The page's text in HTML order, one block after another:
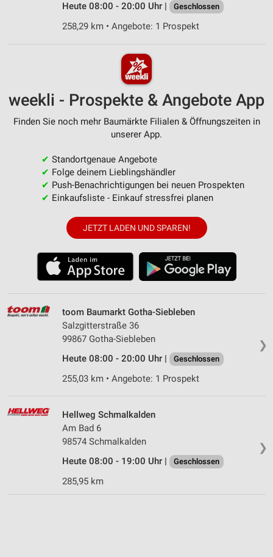
Heute 08:00 - 20:00 Uhr |
Geschlossen
258,29 km • Angebote: 1 Prospekt
weekli - Prospekte & Angebote App
Finden Sie noch mehr Baumärkte Filialen & Öffnungszeiten in
unserer App.
✔ Standortgenaue Angebote
✔ Folge deinem Lieblingshändler
✔ Push-Benachrichtigungen bei neuen Prospekten
✔ Einkaufsliste - Einkauf stressfrei planen
JETZT LADEN UND SPAREN!
❯
toom Baumarkt Gotha-Siebleben
Salzgitterstraße 36
99867 Gotha-Siebleben
Heute 08:00 - 20:00 Uhr |
Geschlossen
255,03 km • Angebote: 1 Prospekt
❯
Hellweg Schmalkalden
Am Bad 6
98574 Schmalkalden
Heute 08:00 - 19:00 Uhr |
Geschlossen
285,95 km